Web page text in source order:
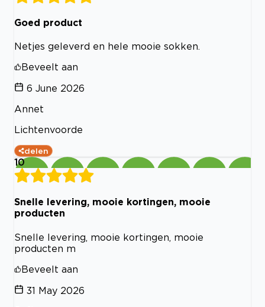
Goed product
Netjes geleverd en hele mooie sokken.
Beveelt aan
6 June 2026
Annet
Lichtenvoorde
delen
10
Snelle levering, mooie kortingen, mooie
producten
Snelle levering, mooie kortingen, mooie
producten m
Beveelt aan
31 May 2026